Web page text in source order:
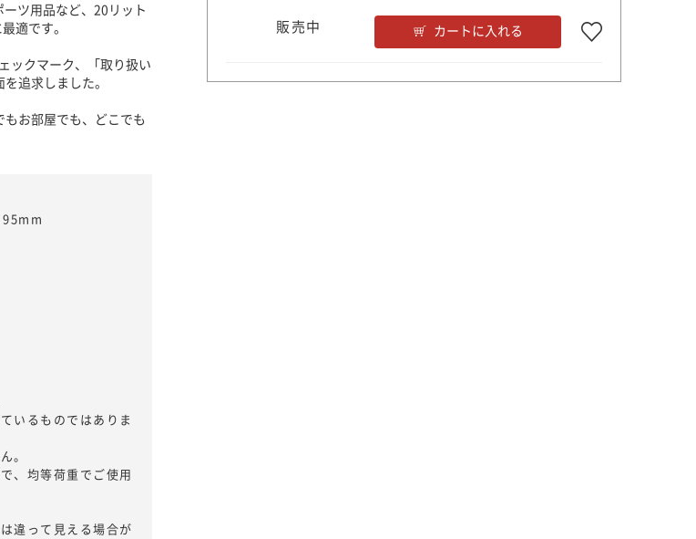
販売中 カートに入れる
ツ用品など、20リット
適です。
ックマーク、「取り扱い
追求しました。
お部屋でも、どこでも
いるものではありま
。
、均等荷重でご使用
違って見える場合が